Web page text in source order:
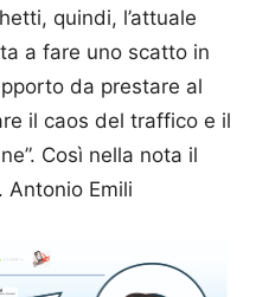
quindi, l’attuale
a fare uno scatto in
da prestare al
il caos del traffico e il
Così nella nota il
Antonio Emili